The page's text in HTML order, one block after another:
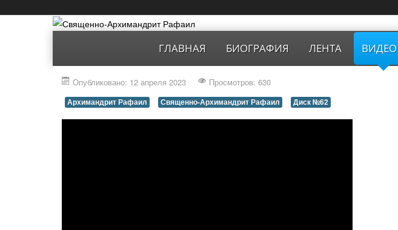
ГЛАВНАЯ БИОГРАФИЯ ЛЕНТА ВИДЕО
Опубликовано: 12 апреля 2023 Просмотров: 630
Архимандрит Рафаил Священно-Архимандрит Рафаил Диск №62